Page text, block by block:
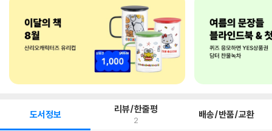
도서정보 리뷰/한줄평
2 배송/반품/교환